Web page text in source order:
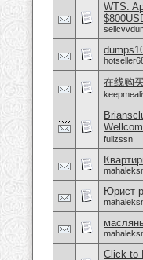
WTS:
在线购
fullzssn
Юрист
Click to